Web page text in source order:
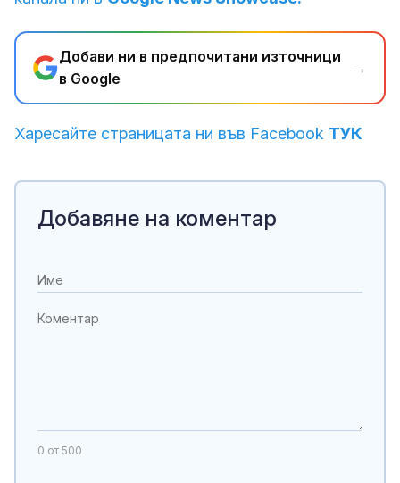
Добави ни в предпочитани източници
в Google
→
Харесайте страницата ни във Facebook ТУК
Добавяне на коментар
0 от 500